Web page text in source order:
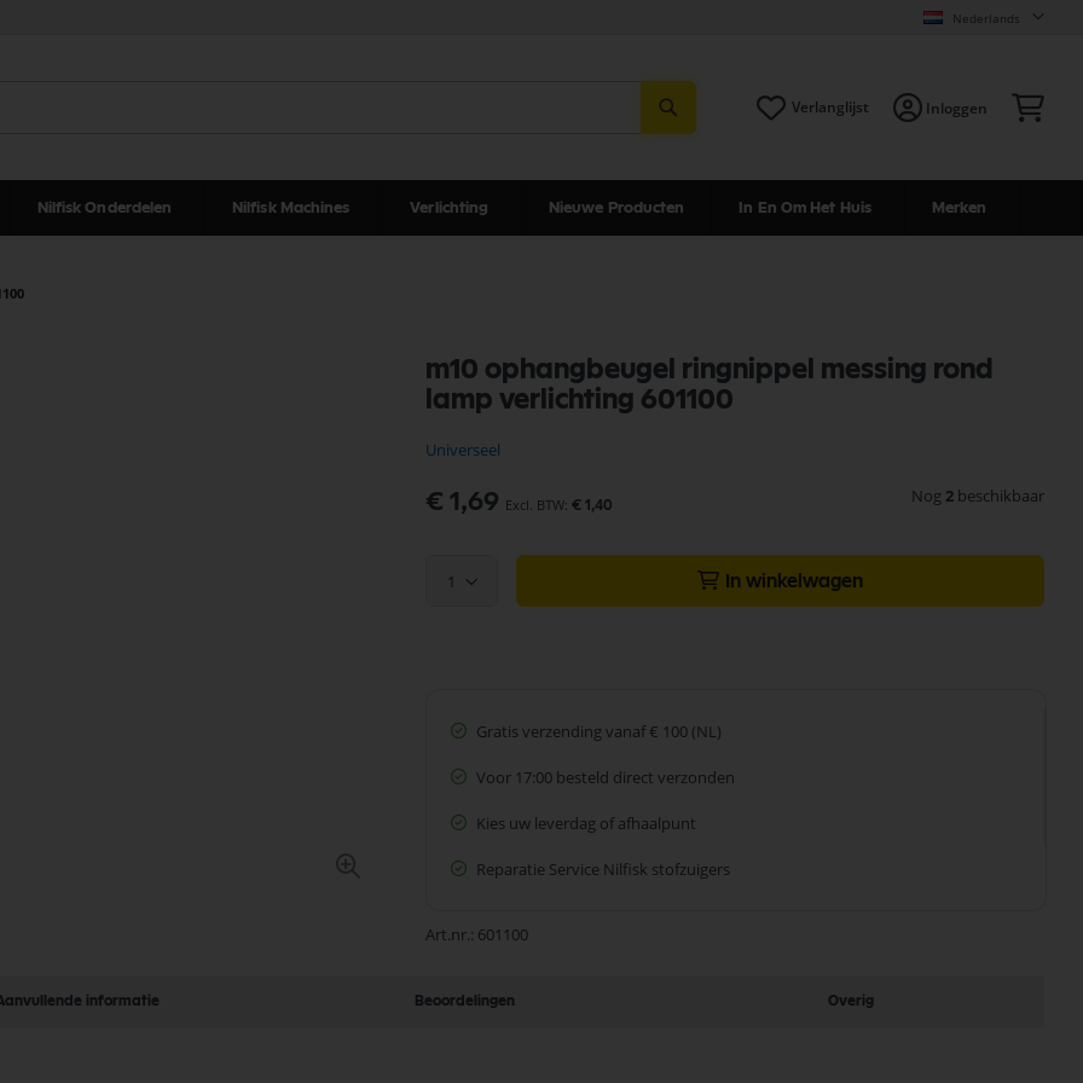
Nederlands
Verlanglijst Inloggen
Nilfisk Onderdelen Nilfisk Machines Verlichting Nieuwe Producten In En Om Het Huis Merken
m10 ophangbeugel ringnippel messing rond
lamp verlichting 601100
Universeel
€ 1,69 € 1,40 Nog 2 beschikbaar
1 In winkelwagen
Gratis verzending vanaf € 100 (NL)
Voor 17:00 besteld direct verzonden
Kies uw leverdag of afhaalpunt
Reparatie Service Nilfisk stofzuigers
Art.nr. 601100
informatie Beoordelingen Overig